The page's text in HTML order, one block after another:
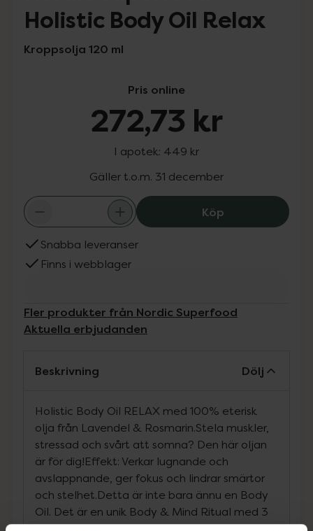
Holistic Body Oil Relax
Kroppsolja 120 ml
Pris online
272,73 kr
I apotek: 449 kr
Gäller t.o.m. 31 december
KöpNordic
Snabba leveranser
Finns i webblager
Fler produkter från Nordic Superfood
Aktuella erbjudanden
Beskrivning Dölj
Holistic Body Oil RELAX med 100% eterisk
olja från Lavendel & Rosmarin.Stela muskler,
stressad och svårt att somna? Den här oljan
är för dig!Effekt: Verkar lugnande och
avslappnande, ger fokus och lindrar smärtor
och stelhet.Detta är inte bara ännu en Body
Oil. Det är en unik Body & Mind Ritual med 3
djupa holistiska steg som förklaras och visas i